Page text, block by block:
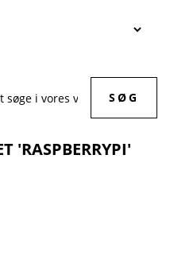
'RASPBERRYPI'